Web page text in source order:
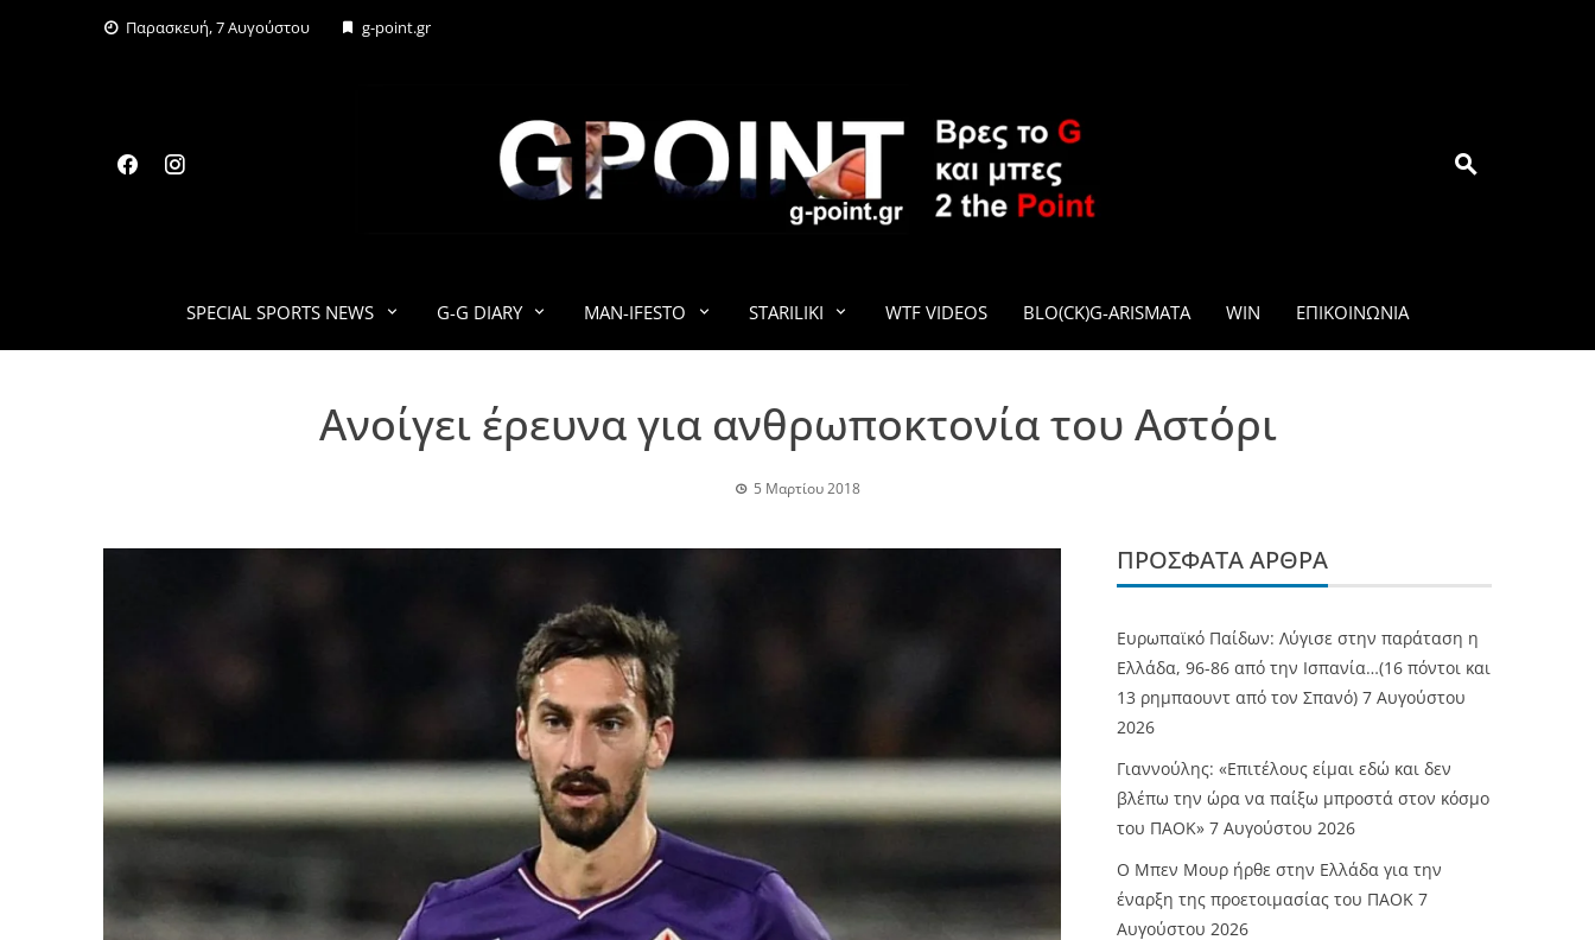
Παρασκευή, 7 Αυγούστου g-point.gr
G-POINT.GR
SPECIAL SPORTS NEWS G-G DIARY MAN-IFESTO STARILIKI WTF VIDEOS BLO(CK)G-ARISMATA WIN ΕΠΙΚΟΙΝΩΝΊΑ
Aνοίγει έρευνα για ανθρωποκτονία του Αστόρι
5 Μαρτίου 2018
ΠΡΌΣΦΑΤΑ ΆΡΘΡΑ
Ευρωπαϊκό Παίδων: Λύγισε στην παράταση η
Ελλάδα, 96-86 από την Ισπανία…(16 πόντοι και
13 ρημπαουντ από τον Σπανό) 7 Αυγούστου
2026
Γιαννούλης: «Επιτέλους είμαι εδώ και δεν
βλέπω την ώρα να παίξω μπροστά στον κόσμο
του ΠΑΟΚ» 7 Αυγούστου 2026
O Mπεν Μουρ ήρθε στην Ελλάδα για την
έναρξη της προετοιμασίας του ΠΑΟΚ 7
Αυγούστου 2026